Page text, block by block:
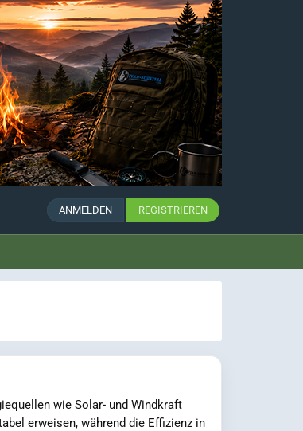
ANMELDEN REGISTRIEREN
wie Solar- und Windkraft
erweisen, während die Effizienz in